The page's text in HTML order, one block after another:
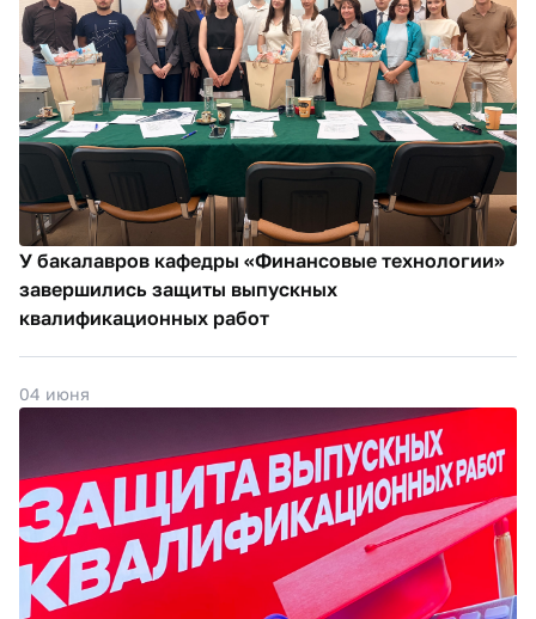
У бакалавров кафедры «Финансовые технологии»
завершились защиты выпускных
квалификационных работ
04 июня